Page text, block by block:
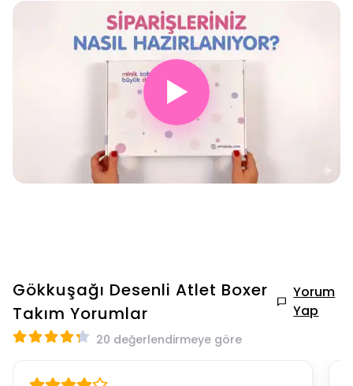
▶
Gökkuşağı Desenli Atlet Boxer
Takım Yorumlar
Yorum
Yap
20 değerlendirmeye göre